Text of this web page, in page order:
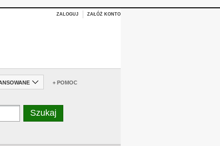
ZALOGUJ ZAŁÓŻ KONTO
+ POMOC